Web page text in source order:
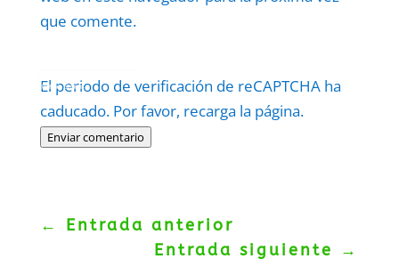
que comente.
El periodo de verificación de reCAPTCHA ha
caducado. Por favor, recarga la página.
Enviar comentario
Politica–Términos.
← Entrada anterior
Entrada siguiente
→